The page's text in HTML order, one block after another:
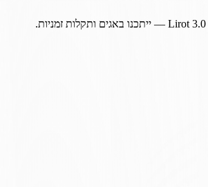
Lirot 3.0 — ייתכנו באגים ותקלות זמניות.